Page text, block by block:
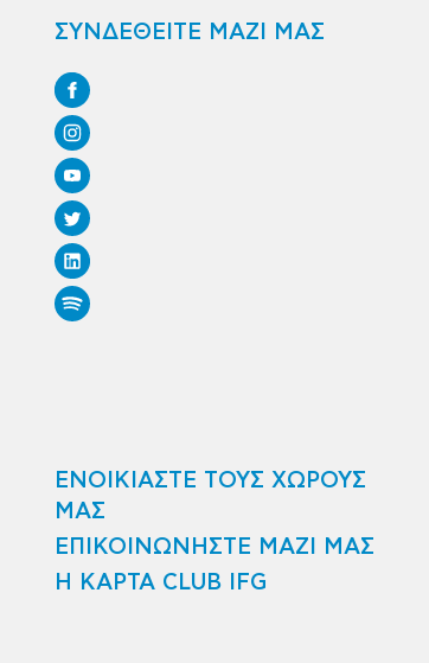
ΣΥΝΔΕΘΕΙΤΕ ΜΑΖΙ ΜΑΣ
ΕΝΟΙΚΙΑΣΤΕ ΤΟΥΣ ΧΩΡΟΥΣ
ΜΑΣ
ΕΠΙΚΟΙΝΩΝΗΣΤΕ ΜΑΖΙ ΜΑΣ
Η ΚΑΡΤΑ CLUB IFG